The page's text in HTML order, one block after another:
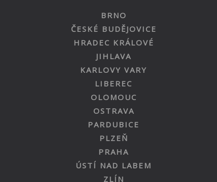
BRNO
ČESKÉ BUDĚJOVICE
HRADEC KRÁLOVÉ
JIHLAVA
KARLOVY VARY
LIBEREC
OLOMOUC
OSTRAVA
PARDUBICE
PLZEŇ
PRAHA
ÚSTÍ NAD LABEM
ZLÍN